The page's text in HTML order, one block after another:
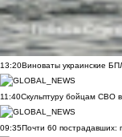
13:20Виноваты украинские
11:40Скульптуру бойцам СВО
09:35Почти 60 пострадавших: